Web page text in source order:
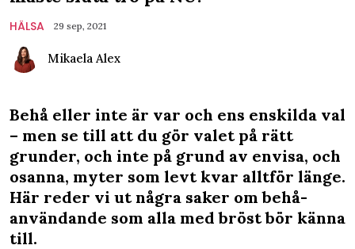
HÄLSA 29 sep, 2021
Mikaela Alex
Behå eller inte är var och ens enskilda val
– men se till att du gör valet på rätt
grunder, och inte på grund av envisa, och
osanna, myter som levt kvar alltför länge.
Här reder vi ut några saker om behå-
användande som alla med bröst bör känna
till.